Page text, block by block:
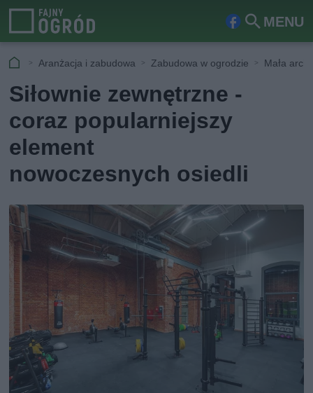
MENU
Fa
ook
Szu
kaj
Aranżacja i zabudowa Zabudowa w ogrodzie Mała
Siłownie zewnętrzne -
coraz popularniejszy
element
nowoczesnych osiedli